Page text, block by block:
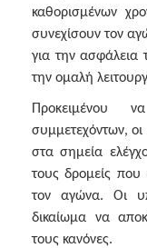
καθορισμένων
συνεχίσουν τον
για την ασφάλεια
την ομαλή
Προκειμένου
συμμετεχόντων, οι
στα σημεία
τους δρομείς που
τον αγώνα. Οι
δικαίωμα να
τους κανόνες.